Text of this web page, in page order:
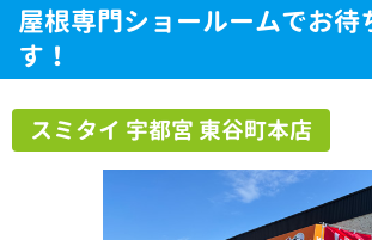
屋根専門ショールームでお待
す！
スミタイ 宇都宮 東谷町本店